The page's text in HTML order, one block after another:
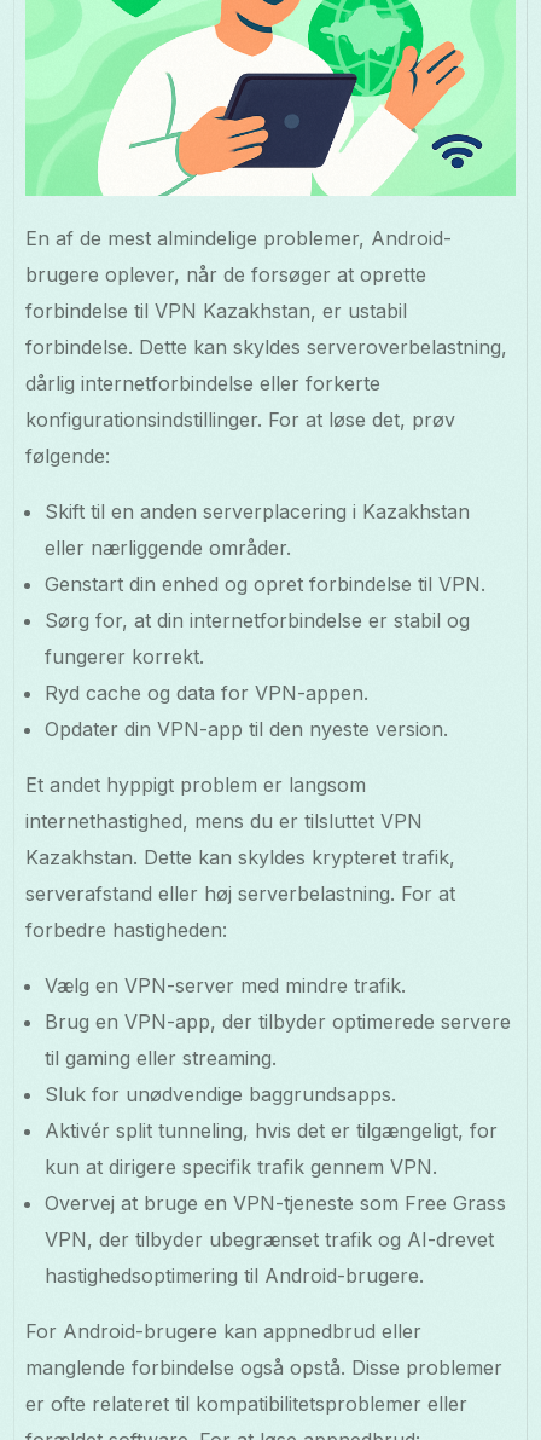
En af de mest almindelige problemer, Android-
brugere oplever, når de forsøger at oprette
forbindelse til VPN Kazakhstan, er ustabil
forbindelse. Dette kan skyldes serveroverbelastning,
dårlig internetforbindelse eller forkerte
konfigurationsindstillinger. For at løse det, prøv
følgende:
Skift til en anden serverplacering i Kazakhstan
eller nærliggende områder.
Genstart din enhed og opret forbindelse til VPN.
Sørg for, at din internetforbindelse er stabil og
fungerer korrekt.
Ryd cache og data for VPN-appen.
Opdater din VPN-app til den nyeste version.
Et andet hyppigt problem er langsom
internethastighed, mens du er tilsluttet VPN
Kazakhstan. Dette kan skyldes krypteret trafik,
serverafstand eller høj serverbelastning. For at
forbedre hastigheden:
Vælg en VPN-server med mindre trafik.
Brug en VPN-app, der tilbyder optimerede servere
til gaming eller streaming.
Sluk for unødvendige baggrundsapps.
Aktivér split tunneling, hvis det er tilgængeligt, for
kun at dirigere specifik trafik gennem VPN.
Overvej at bruge en VPN-tjeneste som Free Grass
VPN, der tilbyder ubegrænset trafik og AI-drevet
hastighedsoptimering til Android-brugere.
For Android-brugere kan appnedbrud eller
manglende forbindelse også opstå. Disse problemer
er ofte relateret til kompatibilitetsproblemer eller